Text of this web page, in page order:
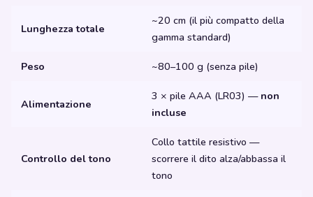
Lunghezza totale
~20 cm (il più compatto della
gamma standard)
Peso ~80–100 g (senza pile)
Alimentazione
3 × pile AAA (LR03) — non
incluse
Controllo del tono
Collo tattile resistivo —
scorrere il dito alza/abbassa il
tono